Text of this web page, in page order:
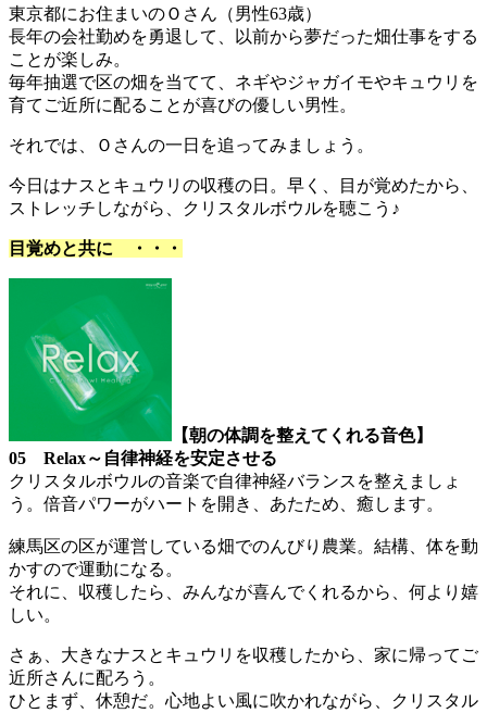
東京都にお住まいのＯさん（男性63歳）
長年の会社勤めを勇退して、以前から夢だった畑仕事をする
ことが楽しみ。
毎年抽選で区の畑を当てて、ネギやジャガイモやキュウリを
育てご近所に配ることが喜びの優しい男性。
それでは、Ｏさんの一日を追ってみましょう。
今日はナスとキュウリの収穫の日。早く、目が覚めたから、
ストレッチしながら、クリスタルボウルを聴こう♪
目覚めと共に ・・・
【朝の体調を整えてくれる音色】
05 Relax～自律神経を安定させる
クリスタルボウルの音楽で自律神経バランスを整えましょ
う。倍音パワーがハートを開き、あたため、癒します。
練馬区の区が運営している畑でのんびり農業。結構、体を動
かすので運動になる。
それに、収穫したら、みんなが喜んでくれるから、何より嬉
しい。
さぁ、大きなナスとキュウリを収穫したから、家に帰ってご
近所さんに配ろう。
ひとまず、休憩だ。心地よい風に吹かれながら、クリスタル